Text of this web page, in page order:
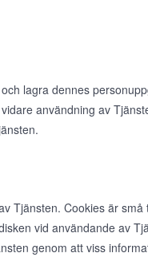
lagra dennes
användning av
Tjänsten. Cookies är små
vid användande av
genom att viss